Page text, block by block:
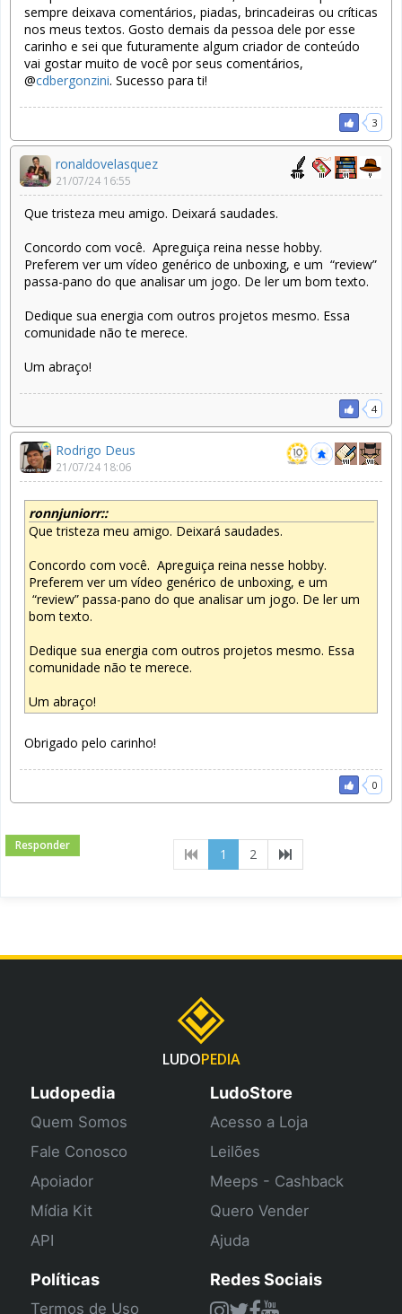
sempre deixava comentários, piadas, brincadeiras ou críticas
nos meus textos. Gosto demais da pessoa dele por esse
carinho e sei que futuramente algum criador de conteúdo
vai gostar muito de você por seus comentários,
@cdbergonzini. Sucesso para ti!
3
ronaldovelasquez
21/07/24 16:55
Que tristeza meu amigo. Deixará saudades.
Concordo com você. Apreguiça reina nesse hobby.
Preferem ver um vídeo genérico de unboxing, e um “review”
passa-pano do que analisar um jogo. De ler um bom texto.
Dedique sua energia com outros projetos mesmo. Essa
comunidade não te merece.
Um abraço!
4
Rodrigo Deus
21/07/24 18:06
ronnjuniorr::
Que tristeza meu amigo. Deixará saudades.
Concordo com você. Apreguiça reina nesse hobby.
Preferem ver um vídeo genérico de unboxing, e um
“review” passa-pano do que analisar um jogo. De ler um
bom texto.
Dedique sua energia com outros projetos mesmo. Essa
comunidade não te merece.
Um abraço!
Obrigado pelo carinho!
0
Responder
1 (current)
2
LUDOPEDIA
Ludopedia
Quem Somos
Fale Conosco
Apoiador
Mídia Kit
API
LudoStore
Acesso a Loja
Leilões
Meeps - Cashback
Quero Vender
Ajuda
Políticas
Termos de Uso
Redes Sociais